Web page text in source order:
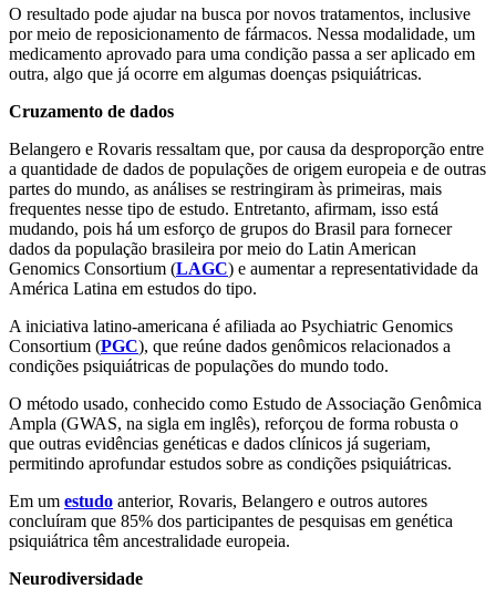
O resultado pode ajudar na busca por novos tratamentos, inclusive
por meio de reposicionamento de fármacos. Nessa modalidade, um
medicamento aprovado para uma condição passa a ser aplicado em
outra, algo que já ocorre em algumas doenças psiquiátricas.
Cruzamento de dados
Belangero e Rovaris ressaltam que, por causa da desproporção entre
a quantidade de dados de populações de origem europeia e de outras
partes do mundo, as análises se restringiram às primeiras, mais
frequentes nesse tipo de estudo. Entretanto, afirmam, isso está
mudando, pois há um esforço de grupos do Brasil para fornecer
dados da população brasileira por meio do Latin American
Genomics Consortium (LAGC) e aumentar a representatividade da
América Latina em estudos do tipo.
A iniciativa latino-americana é afiliada ao Psychiatric Genomics
Consortium (PGC), que reúne dados genômicos relacionados a
condições psiquiátricas de populações do mundo todo.
O método usado, conhecido como Estudo de Associação Genômica
Ampla (GWAS, na sigla em inglês), reforçou de forma robusta o
que outras evidências genéticas e dados clínicos já sugeriam,
permitindo aprofundar estudos sobre as condições psiquiátricas.
Em um estudo anterior, Rovaris, Belangero e outros autores
concluíram que 85% dos participantes de pesquisas em genética
psiquiátrica têm ancestralidade europeia.
Neurodiversidade